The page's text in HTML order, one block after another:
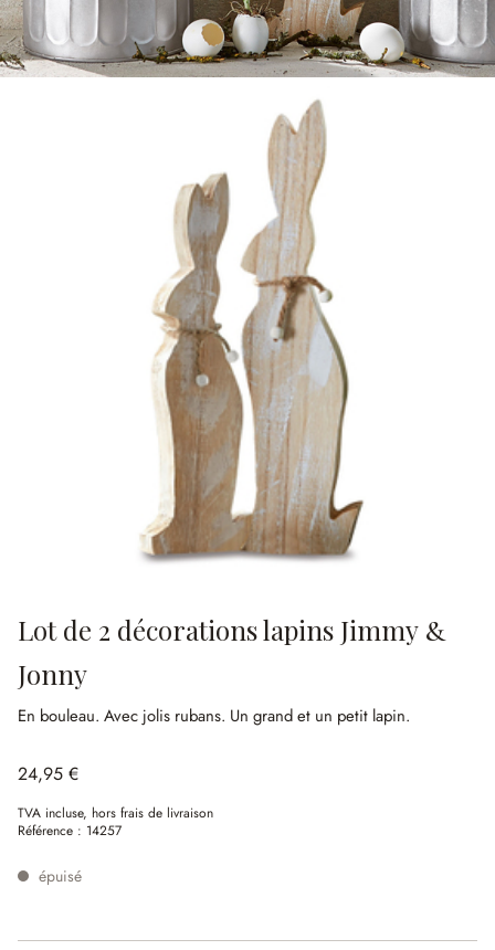
Lot de 2 décorations lapins Jimmy &
Jonny
En bouleau. Avec jolis rubans. Un grand et un petit lapin.
24,95 €
TVA incluse, hors frais de livraison
Référence : 14257
épuisé